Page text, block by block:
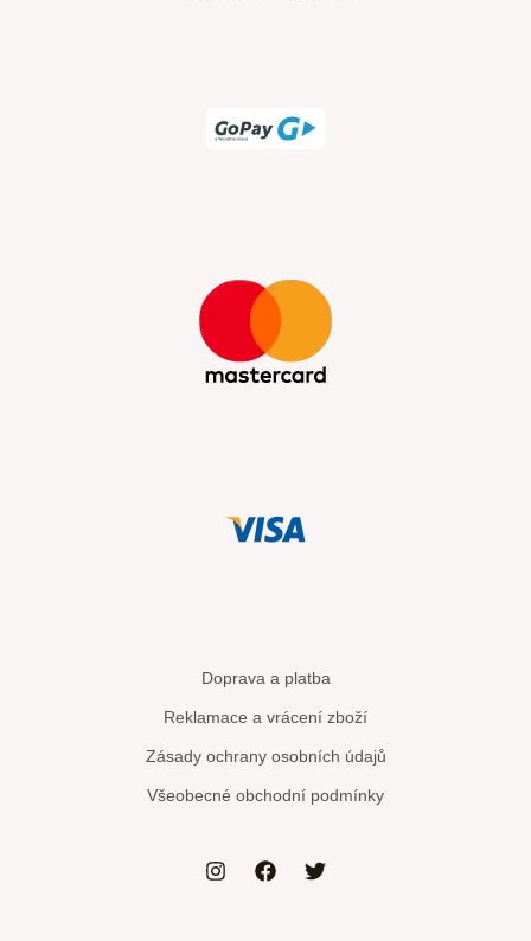
Doprava a platba
Reklamace a vrácení zboží
Zásady ochrany osobních údajů
Všeobecné obchodní podmínky